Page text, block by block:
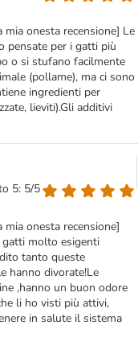
onesta recensione] Le
pensate per i gatti più
o si stufano facilmente
(pollame), ma ci sono
ingredienti per
lieviti).Gli additivi
5: 5/5
onesta recensione]
gatti molto esigenti
tanto queste
hanno divorate!Le
,hanno un buon odore
li ho visti più attivi,
in salute il sistema